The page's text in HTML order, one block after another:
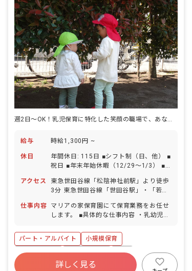
を活用して記録や連絡の負担を減らし、
業務を複数人で分担。法人全体で残業を
減らす取り組みを進めています。
週2日～OK！乳児保育に特化した笑顔の職場で、あなたのペースで輝ける
給与 時給1,300円 ~
休日
年間休日: 115日 ■シフト制（日、他） ■
祝日 ■年末年始休暇（12/29～1/3） ■
後支給 ■産前産後・育児休暇（法定通
り）※取得実績あり ※育児支援あり ※
月1シフト提出
アクセス
東急世田谷線「松陰神社前駅」より徒歩
3分 東急世田谷線「世田谷駅」・「若林
仕事内容
マリアの家保育園にて保育業務をお任せ
します。 ■具体的な仕事内容 ・乳幼児の
パート・アルバイト
小規模保育
乳児保育のみ
社会保険完備
有給
福利厚生充実
残業少なめ 産休育休制度
詳しく見る